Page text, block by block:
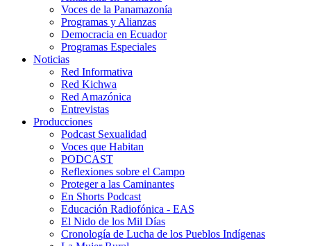
Voces de la Panamazonía
Programas y Alianzas
Democracia en Ecuador
Programas Especiales
Noticias
Red Informativa
Red Kichwa
Red Amazónica
Entrevistas
Producciones
Podcast Sexualidad
Voces que Habitan
PODCAST
Reflexiones sobre el Campo
Proteger a las Caminantes
En Shorts Podcast
Educación Radiofónica - EAS
El Nido de los Mil Días
Cronología de Lucha de los Pueblos Indígenas